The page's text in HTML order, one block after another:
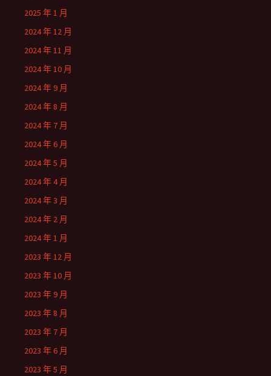
2025 年 1 月
2024 年 12 月
2024 年 11 月
2024 年 10 月
2024 年 9 月
2024 年 8 月
2024 年 7 月
2024 年 6 月
2024 年 5 月
2024 年 4 月
2024 年 3 月
2024 年 2 月
2024 年 1 月
2023 年 12 月
2023 年 10 月
2023 年 9 月
2023 年 8 月
2023 年 7 月
2023 年 6 月
2023 年 5 月